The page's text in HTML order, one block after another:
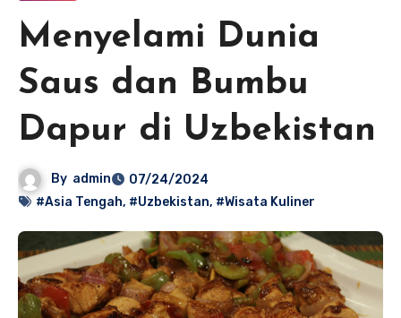
Menyelami Dunia
Saus dan Bumbu
Dapur di Uzbekistan
By admin
07/24/2024
#Asia Tengah, #Uzbekistan, #Wisata Kuliner